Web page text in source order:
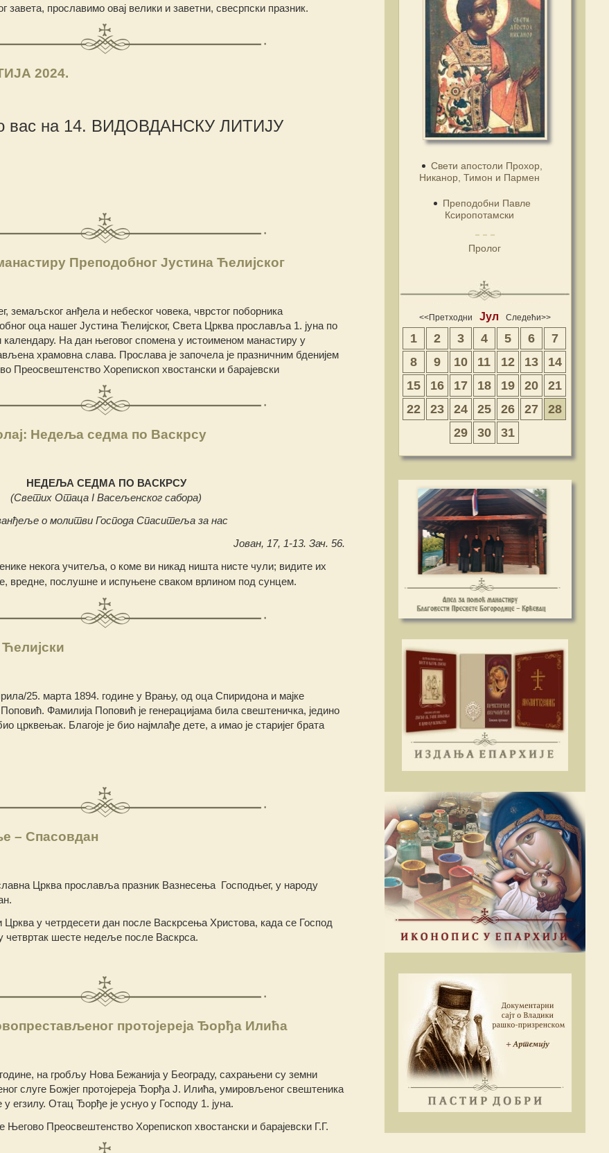
завета, прославимо овај велики и заветни, свесрпски празник.
2024.
вас на 14. ВИДОВДАНСКУ ЛИТИЈУ
Преподобног Јустина Ћелијског
земаљског анђела и небеског човека, чврстог поборника
оца нашег Јустина Ћелијског, Света Црква прославља 1. јуна по
календару. На дан његовог спомена у истоименом манастиру у
храмовна слава. Прослава је започела је празничним бденијем
Преосвештенство Хорепископ хвостански и барајевски
Недеља седма по Васкрсу
НЕДЕЉА СЕДМА ПО ВАСКРСУ
(Светих Отаца I Васељенског сабора)
о молитви Господа Спаситеља за нас
Јован, 17, 1-13. Зач. 56.
некога учитеља, о коме ви никад ништа нисте чули; видите их
вредне, послушне и испуњене сваком врлином под сунцем.
25. марта 1894. године у Врању, од оца Спиридона и мајке
Поповић. Фамилија Поповић је генерацијама била свештеничка, једино
црквењак. Благоје је био најмлађе дете, а имао је старијег брата
– Спасовдан
Црква прославља празник Вазнесења Господњег, у народу
у четрдесети дан после Васкрсења Христова, када се Господ
четвртак шесте недеље после Васкрса.
протојереја Ђорђа Илића
године, на гробљу Нова Бежанија у Београду, сахрањени су земни
слуге Божјег протојереја Ђорђа Ј. Илића, умировљеног свештеника
егзилу. Отац Ђорђе је уснуо у Господу 1. јуна.
Преосвештенство Хорепископ хвостански и барајевски Г.Г.
Свети апостоли Прохор,
Никанор, Тимон и Пармен
Преподобни Павле
Ксиропотамски
Пролог
<<Претходни Јул Следећи>>
1 2 3 4 5 6
7
8
9 10 11 12 13
14
15
16 17 18 19 20
21
22
23 24 25 26 27
28
29
30 31